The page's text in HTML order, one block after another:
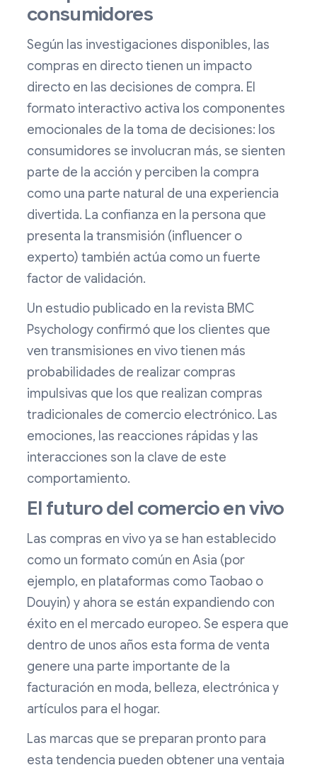
consumidores
Según las investigaciones disponibles, las
compras en directo tienen un impacto
directo en las decisiones de compra. El
formato interactivo activa los componentes
emocionales de la toma de decisiones: los
consumidores se involucran más, se sienten
parte de la acción y perciben la compra
como una parte natural de una experiencia
divertida. La confianza en la persona que
presenta la transmisión (influencer o
experto) también actúa como un fuerte
factor de validación.
Un estudio publicado en la revista BMC
Psychology confirmó que los clientes que
ven transmisiones en vivo tienen más
probabilidades de realizar compras
impulsivas que los que realizan compras
tradicionales de comercio electrónico. Las
emociones, las reacciones rápidas y las
interacciones son la clave de este
comportamiento.
El futuro del comercio en vivo
Las compras en vivo ya se han establecido
como un formato común en Asia (por
ejemplo, en plataformas como Taobao o
Douyin) y ahora se están expandiendo con
éxito en el mercado europeo. Se espera que
dentro de unos años esta forma de venta
genere una parte importante de la
facturación en moda, belleza, electrónica y
artículos para el hogar.
Las marcas que se preparan pronto para
esta tendencia pueden obtener una ventaja